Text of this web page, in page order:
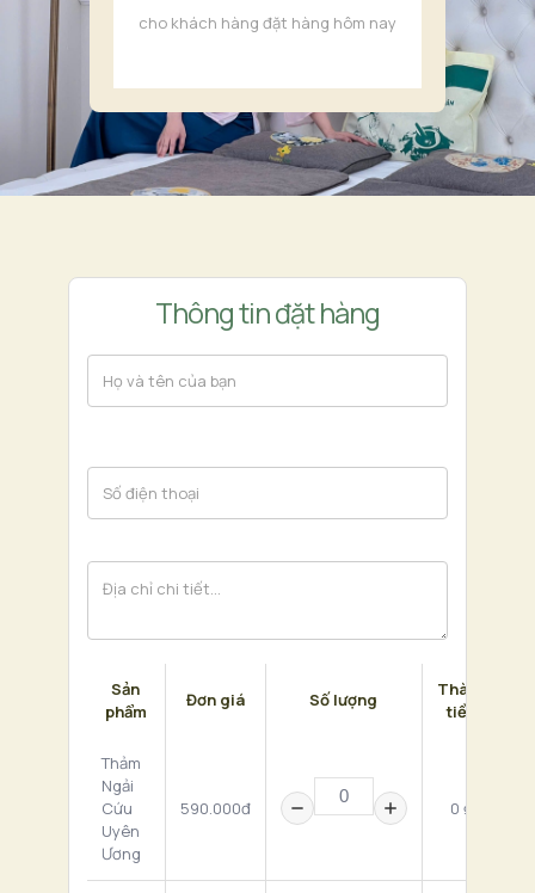
cho khách hàng đặt hàng hôm nay
Thông tin đặt hàng
Sản
phẩm
Đơn giá Số lượng
Thành
tiền
Thảm
Ngải
Cứu
Uyên
Ương
590.000đ 0 ₫